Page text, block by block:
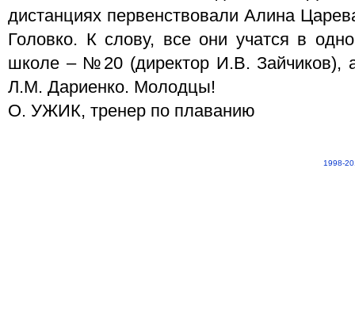
дистанциях первенствовали Алина
Головко. К слову, все они учатся в
школе – №20 (директор И.В. Зайчиков),
Л.М. Дариенко. Молодцы!
О. УЖИК, тренер по плаванию
1998-